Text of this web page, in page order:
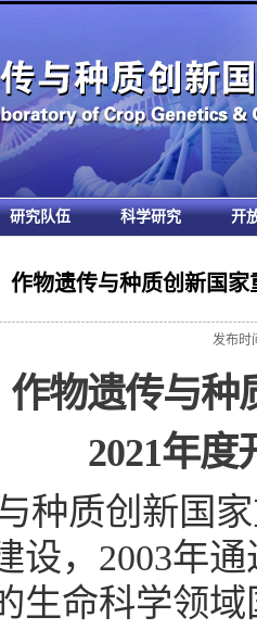
研究队伍 科学研究 开
作物遗传与种质创新国
发布时
作物遗传与种
2021年度
种质创新国
设，2003年
生命科学领